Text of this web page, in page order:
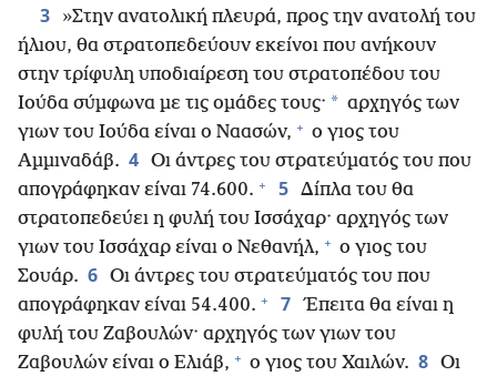
3
»Στην ανατολική πλευρά, προς την ανατολή του
ήλιου, θα στρατοπεδεύουν εκείνοι που ανήκουν
στην τρίφυλη υποδιαίρεση του στρατοπέδου του
Ιούδα σύμφωνα με τις ομάδες τους· * αρχηγός των
γιων του Ιούδα είναι ο Ναασών, + ο γιος του
Αμμιναδάβ. 4 Οι άντρες του στρατεύματός του που
απογράφηκαν είναι 74.600. + 5 Δίπλα του θα
στρατοπεδεύει η φυλή του Ισσάχαρ· αρχηγός των
γιων του Ισσάχαρ είναι ο Νεθανήλ, + ο γιος του
Σουάρ. 6 Οι άντρες του στρατεύματός του που
απογράφηκαν είναι 54.400. + 7 Έπειτα θα είναι η
φυλή του Ζαβουλών· αρχηγός των γιων του
Ζαβουλών είναι ο Ελιάβ, + ο γιος του Χαιλών. 8 Οι